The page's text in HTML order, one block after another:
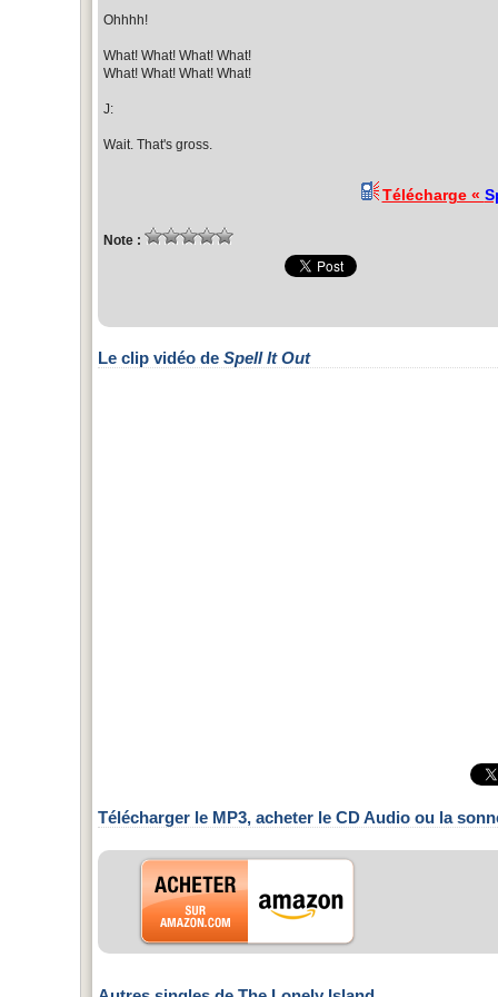
Ohhhh!
What! What! What! What!
What! What! What! What!
J:
Wait. That's gross.
Télécharge «
Note :
Le clip vidéo de Spell It Out
Télécharger le MP3, acheter le CD Audio ou la